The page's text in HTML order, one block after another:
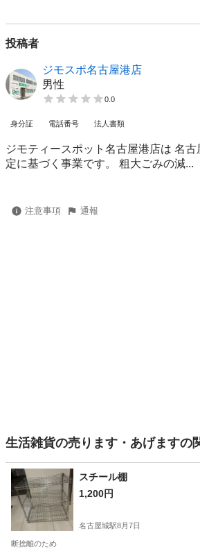
投稿者
ジモスポ名古屋港店
男性
0.0
身分証 電話番号 法人書類
ジモティースポット名古屋港店は 名
定に基づく事業です。 粗⼤ごみの減...
注意事項 通報
生活雑貨の売ります・あげますの
スチール棚
1,200円
名古屋城駅8月7日
断捨離のため